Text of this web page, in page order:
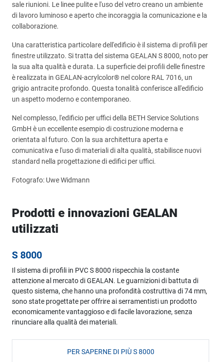
sale riunioni. Le linee pulite e l'uso del vetro creano un ambiente
di lavoro luminoso e aperto che incoraggia la comunicazione e la
collaborazione.
Una caratteristica particolare dell'edificio è il sistema di profili per
finestre utilizzato. Si tratta del sistema GEALAN S 8000, noto per
la sua alta qualità e durata. La superficie dei profili delle finestre
è realizzata in GEALAN-acrylcolor® nel colore RAL 7016, un
grigio antracite profondo. Questa tonalità conferisce all'edificio
un aspetto moderno e contemporaneo.
Nel complesso, l'edificio per uffici della BETH Service Solutions
GmbH è un eccellente esempio di costruzione moderna e
orientata al futuro. Con la sua architettura aperta e
comunicativa e l'uso di materiali di alta qualità, stabilisce nuovi
standard nella progettazione di edifici per uffici.
Fotografo: Uwe Widmann
Prodotti e innovazioni GEALAN
utilizzati
S 8000
Il sistema di profili in PVC S 8000 rispecchia la costante
attenzione al mercato di GEALAN. Le guarnizioni di battuta di
questo sistema, che hanno una profondità costruttiva di 74 mm,
sono state progettate per offrire ai serramentisti un prodotto
economicamente vantaggioso e di facile lavorazione, senza
rinunciare alla qualità dei materiali.
PER SAPERNE DI PIÙ S 8000